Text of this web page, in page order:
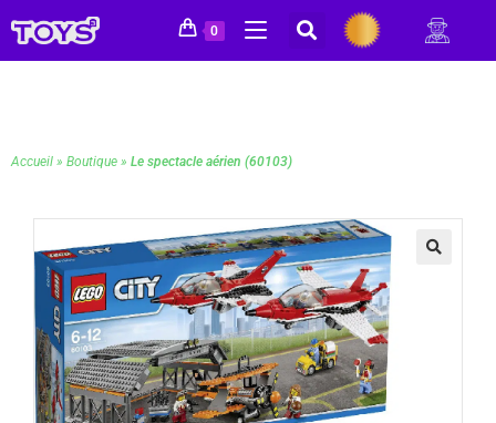
0
Accueil » Boutique » Le spectacle aérien (60103)